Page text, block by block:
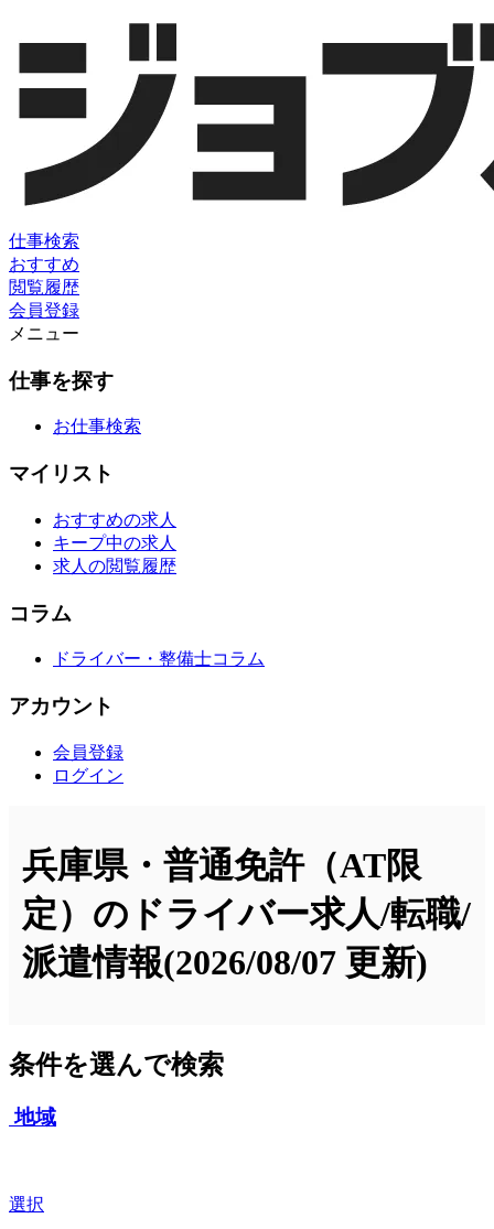
仕事検索
おすすめ
閲覧履歴
会員登録
メニュー
仕事を探す
お仕事検索
マイリスト
おすすめの求人
キープ中の求人
求人の閲覧履歴
コラム
ドライバー・整備士コラム
アカウント
会員登録
ログイン
兵庫県・普通免許（AT限
定）のドライバー求人/転職/
派遣情報(2026/08/07 更新)
条件を選んで検索
地域
選択